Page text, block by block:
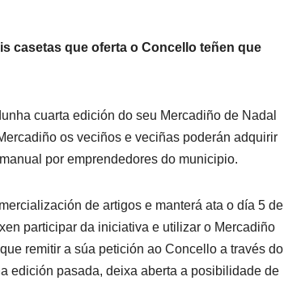
casetas que oferta o Concello teñen que
cuarta edición do seu Mercadiño de Nadal
os veciños e veciñas poderán adquirir
por emprendedores do municipio.
de artigos e manterá ata o día 5 de
participar da iniciativa e utilizar o Mercadiño
remitir a súa petición ao Concello a través do
edición pasada, deixa aberta a posibilidade de